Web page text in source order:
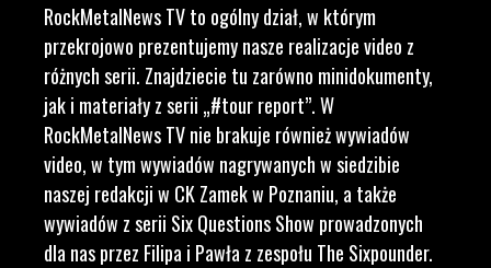
RockMetalNews TV to ogólny dział, w którym
przekrojowo prezentujemy nasze realizacje video z
różnych serii. Znajdziecie tu zarówno minidokumenty,
jak i materiały z serii „#tour report”. W
RockMetalNews TV nie brakuje również wywiadów
video, w tym wywiadów nagrywanych w siedzibie
naszej redakcji w CK Zamek w Poznaniu, a także
wywiadów z serii Six Questions Show prowadzonych
dla nas przez Filipa i Pawła z zespołu The Sixpounder.